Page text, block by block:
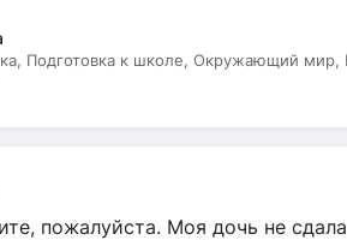
Подготовка к школе, Окружающий мир,
пожалуйста. Моя дочь не